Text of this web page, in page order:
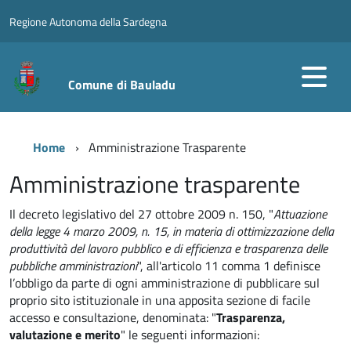
Regione Autonoma della Sardegna
Comune di Bauladu
Home Amministrazione Trasparente
Amministrazione trasparente
Il decreto legislativo del 27 ottobre 2009 n. 150, "Attuazione
della legge 4 marzo 2009, n. 15, in materia di ottimizzazione della
produttività del lavoro pubblico e di efficienza e trasparenza delle
pubbliche amministrazioni", all'articolo 11 comma 1 definisce
l’obbligo da parte di ogni amministrazione di pubblicare sul
proprio sito istituzionale in una apposita sezione di facile
accesso e consultazione, denominata: "Trasparenza,
valutazione e merito" le seguenti informazioni: